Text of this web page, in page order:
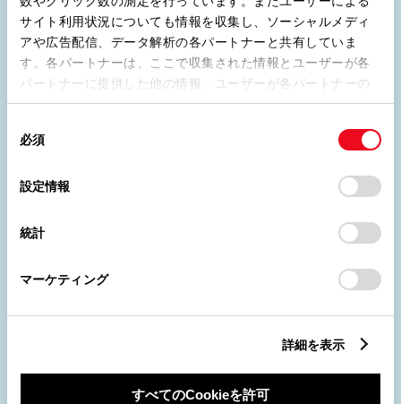
サイト利用状況についても情報を収集し、ソーシャルメディ
アや広告配信、データ解析の各パートナーと共有していま
す。各パートナーは、ここで収集された情報とユーザーが各
パートナーに提供した他の情報、ユーザーが各パートナーの
サービスを使用したときに収集した他の情報を組み合わせて
とCookie(クッキー)に同意したこととなります。
「すべてのCookieを許可」をクリックすることで、お客様の
意したことになります。Cookie(クッキー)のオプトアウト、
設定の変更、同意を撤回したりするにあたっては、当社の
」をご覧くだ
さい。
必須
設定情報
統計
マーケティング
詳細を表示
すべてのCookieを許可
トヨタの正規販売店でいつでもメンテナンスを受け
られます。万が一故障してしまった場合も、修理対
応・ロードサービス・代車をご利用いただけます。
選べる2つのプラン